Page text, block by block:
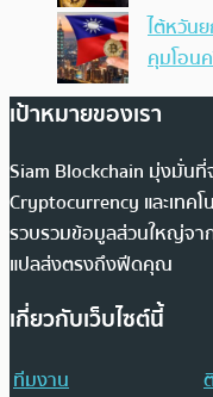
ไต้หวัน
คุมโอน
เป้าหมายของเรา
Siam Blockchain มุ่งมั่นที่
Cryptocurrency และเทค
รวบรวมข้อมูลส่วนใหญ่จาก
แปลส่งตรงถึงฟีดคุณ
เกี่ยวกับเว็บไซต์นี้
ทีมงาน